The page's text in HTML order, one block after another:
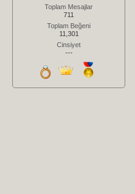
Toplam Mesajlar
711
Toplam Beğeni
11,301
Cinsiyet
---